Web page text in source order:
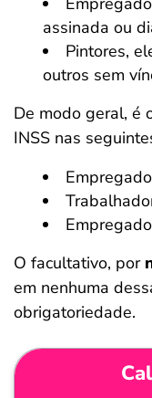
assinada ou
Pintores,
outros sem
De modo geral, é
INSS nas
O facultativo, por
em nenhuma
obrigatoriedade.